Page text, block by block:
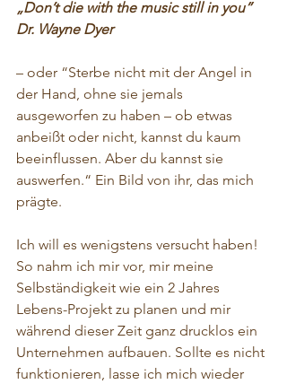
„Don’t die with the music still in you”
Dr. Wayne Dyer
– oder “Sterbe nicht mit der Angel in
der Hand, ohne sie jemals
ausgeworfen zu haben – ob etwas
anbeißt oder nicht, kannst du kaum
beeinflussen. Aber du kannst sie
auswerfen.“ Ein Bild von ihr, das mich
prägte.
Ich will es wenigstens versucht haben!
So nahm ich mir vor, mir meine
Selbständigkeit wie ein 2 Jahres
Lebens-Projekt zu planen und mir
während dieser Zeit ganz drucklos ein
Unternehmen aufbauen. Sollte es nicht
funktionieren, lasse ich mich wieder